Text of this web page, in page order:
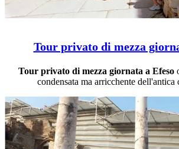
Tour privato di mezza
Tour privato di mezza giornata a Efeso
condensata ma arricchente dell'antica